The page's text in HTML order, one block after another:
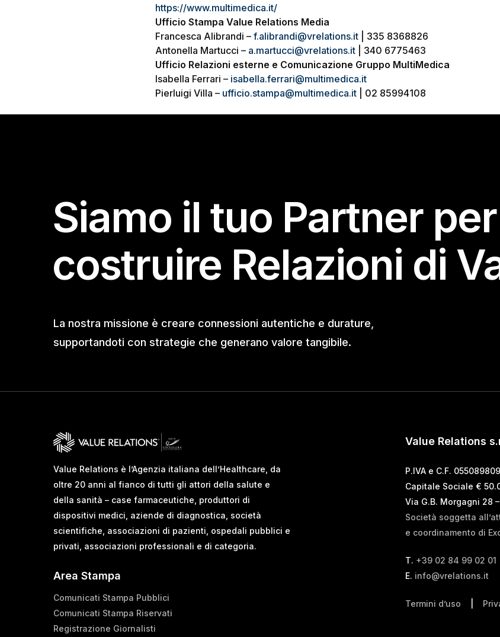
https://www.multimedica.it/
Ufficio Stampa Value Relations Media
Francesca Alibrandi – f.alibrandi@vrelations.it | 335 8368826
Antonella Martucci – a.martucci@vrelations.it | 340 6775463
Ufficio Relazioni esterne e Comunicazione Gruppo MultiMedica
Isabella Ferrari – isabella.ferrari@multimedica.it
Pierluigi Villa – ufficio.stampa@multimedica.it | 02 85994108
Siamo il tuo Partner per
costruire Relazioni di
La nostra missione è creare connessioni autentiche e durature,
supportandoti con strategie che generano valore tangibile.
Value Relations è l’Agenzia italiana dell’Healthcare, da
oltre 20 anni al fianco di tutti gli attori della salute e
della sanità – case farmaceutiche, produttori di
dispositivi medici, aziende di diagnostica, società
scientifiche, associazioni di pazienti, ospedali pubblici e
privati, associazioni professionali e di categoria.
Area Stampa
Comunicati Stampa Pubblici
Comunicati Stampa Riservati
Registrazione Giornalisti
Value Relations
P.IVA e C.F.
Capitale Sociale €
Via G.B. Morgagni 28
Società soggetta
e coordinamento di
T. +39 02 84 99 02 01
E. info@vrelations.it
Termini d’uso